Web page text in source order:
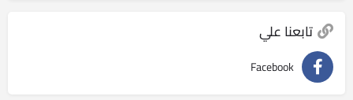
تابعنا علي
Facebook